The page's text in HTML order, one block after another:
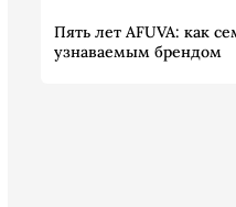
Пять лет AFUVA: как
узнаваемым брендом